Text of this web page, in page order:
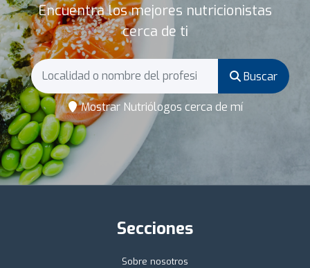
Encuentra los mejores nutricionistas
cerca de ti
Buscar
Mostrar Nutriólogos cerca de mí
Secciones
Sobre nosotros